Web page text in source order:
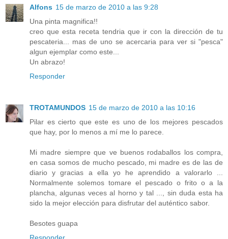
Alfons 15 de marzo de 2010 a las 9:28
Una pinta magnifica!!
creo que esta receta tendria que ir con la dirección de tu
pescateria... mas de uno se acercaria para ver si "pesca"
algun ejemplar como este...
Un abrazo!
Responder
TROTAMUNDOS 15 de marzo de 2010 a las 10:16
Pilar es cierto que este es uno de los mejores pescados
que hay, por lo menos a mí me lo parece.
Mi madre siempre que ve buenos rodaballos los compra,
en casa somos de mucho pescado, mi madre es de las de
diario y gracias a ella yo he aprendido a valorarlo ...
Normalmente solemos tomare el pescado o frito o a la
plancha, algunas veces al horno y tal ..., sin duda esta ha
sido la mejor elección para disfrutar del auténtico sabor.
Besotes guapa